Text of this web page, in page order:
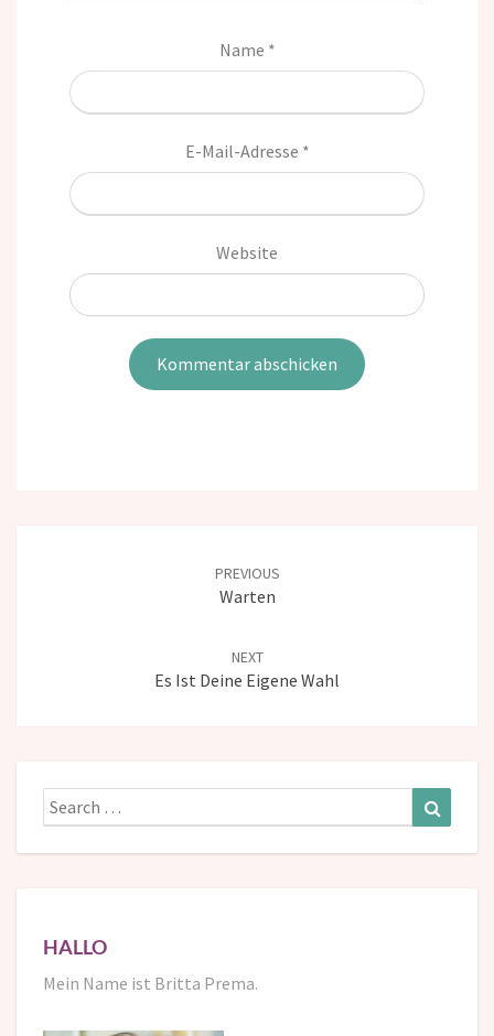
Name *
E-Mail-Adresse *
Website
PREVIOUS
Warten
NEXT
Es Ist Deine Eigene Wahl
Search
for:
HALLO
Mein Name ist Britta Prema.